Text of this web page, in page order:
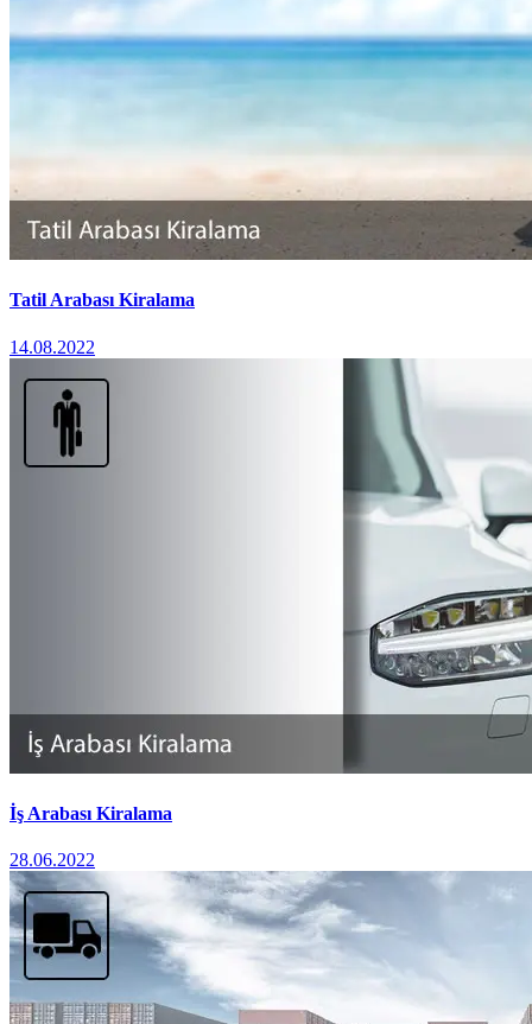
Tatil Arabası Kiralama
14.08.2022
İş Arabası Kiralama
28.06.2022